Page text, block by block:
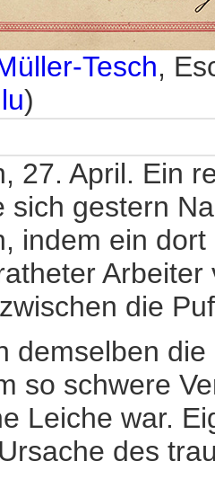
Tesch,
)
27. April. Ein
sich gestern
indem ein
die
demselben
so schwere
Leiche war.
des